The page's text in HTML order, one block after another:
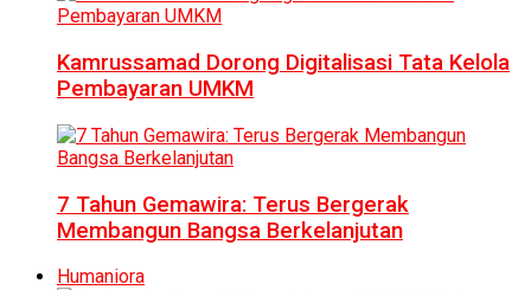
Kamrussamad Dorong Digitalisasi Tata Kelola
Pembayaran UMKM
7 Tahun Gemawira: Terus Bergerak
Membangun Bangsa Berkelanjutan
Humaniora